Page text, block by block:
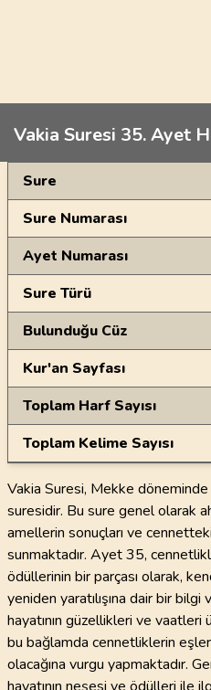
Vakia Suresi 35. Ayet
Genel Bilgiler
Sure
Sure Numarası
Ayet Numarası
Sure Türü
Bulunduğu Cüz
Kur'an Sayfası
Toplam Harf Sayısı
Toplam Kelime Sayısı
Vakia Suresi, Mekke
suresidir. Bu sure genel olarak
amellerin sonuçları ve
sunmaktadır. Ayet 35,
ödüllerinin bir parçası olarak,
yeniden yaratılışına dair bir
hayatının güzellikleri ve vaatleri
bu bağlamda cennetliklerin
olacağına vurgu yapmaktadır.